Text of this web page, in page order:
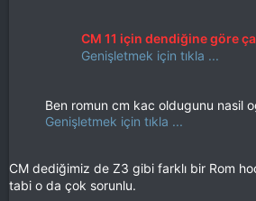
CM 11 için dendiğine göre
Genişletmek için tıkla ...
Ben romun cm kac oldugunu nasil
Genişletmek için tıkla ...
CM dediğimiz de Z3 gibi farklı bir Rom
tabi o da çok sorunlu.